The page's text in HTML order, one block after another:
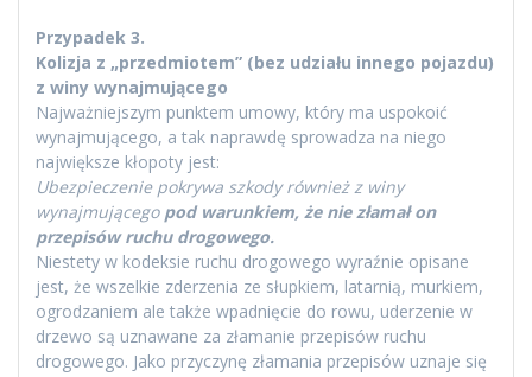
Przypadek 3.
Kolizja z „przedmiotem” (bez udziału innego pojazdu)
z winy wynajmującego
Najważniejszym punktem umowy, który ma uspokoić
wynajmującego, a tak naprawdę sprowadza na niego
największe kłopoty jest:
Ubezpieczenie pokrywa szkody również z winy
wynajmującego pod warunkiem, że nie złamał on
przepisów ruchu drogowego.
Niestety w kodeksie ruchu drogowego wyraźnie opisane
jest, że wszelkie zderzenia ze słupkiem, latarnią, murkiem,
ogrodzaniem ale także wpadnięcie do rowu, uderzenie w
drzewo są uznawane za złamanie przepisów ruchu
drogowego. Jako przyczynę złamania przepisów uznaje się